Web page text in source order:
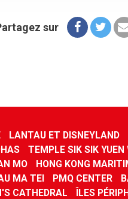
sur
LANTAU ET DISNEYLAND
TEMPLE SIK SIK YUEN
MO HONG KONG
MA TEI PMQ CENTER
CATHEDRAL
ÎLES